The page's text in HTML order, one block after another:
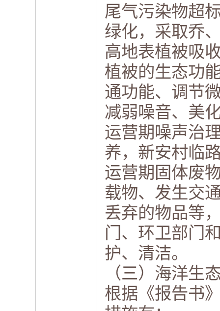
尾气污染物超
绿化，采取乔
高地表植被吸
植被的生态功
通功能、调节
减弱噪音、美
运营期噪声治
养，新安村临
运营期固体废
载物、发生交
丢弃的物品等
门、环卫部门
护、清洁。
（三）海洋生
根据《报告书